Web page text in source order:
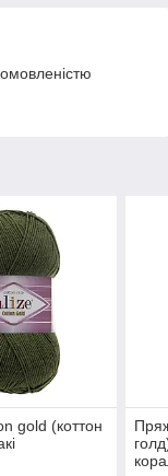
gold (коттон